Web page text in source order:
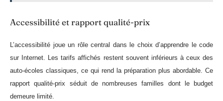
Accessibilité et rapport qualité-prix
L’accessibilité joue un rôle central dans le choix d’apprendre le code
sur Internet. Les tarifs affichés restent souvent inférieurs à ceux des
auto-écoles classiques, ce qui rend la préparation plus abordable. Ce
rapport qualité-prix séduit de nombreuses familles dont le budget
demeure limité.